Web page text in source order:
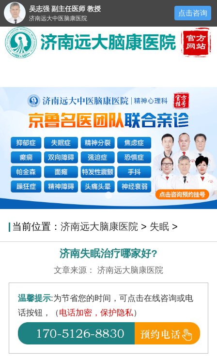
当前位置：济南远大脑康医院 > 失眠 >
济南失眠治疗哪家好?
文章来源： 济南远大脑康医院
温馨提示:为节省您的时间，可点击在线咨询或电
话按钮，（电话加密，保护隐私）
吴志强 副主任医师 教授
济南远大中医脑康医院
点击咨询